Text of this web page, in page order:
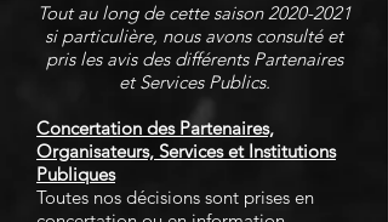
Tout au long de cette saison2020-2021
si particulière, nous avons consulté et
pris les avis des différents Partenaires
et Services Publics.
Concertation des Partenaires,
Organisateurs, Services et Institutions
Publiques
Toutes nos décisions sont prises en